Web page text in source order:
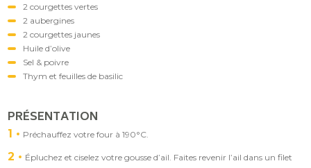
2 courgettes vertes
2 aubergines
2 courgettes jaunes
Huile d’olive
Sel & poivre
Thym et feuilles de basilic
PRÉSENTATION
1 Préchauffez votre four à 190°C.
2
Épluchez et ciselez votre gousse d’ail. Faites revenir l’ail dans un filet